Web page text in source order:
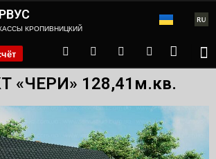
КРОПИВНИЦКИЙ
phone
«ЧЕРИ» 128,41м.кв.